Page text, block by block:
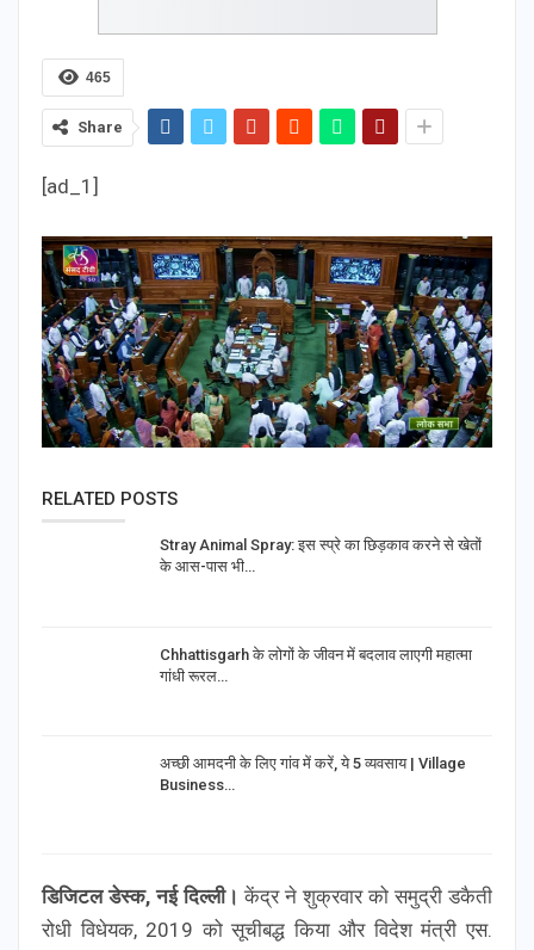
465
Share
[ad_1]
RELATED POSTS
Stray Animal Spray: इस स्प्रे का छिड़काव करने से खेतों
के आस-पास भी…
Chhattisgarh के लोगों के जीवन में बदलाव लाएगी महात्मा
गांधी रूरल…
अच्छी आमदनी के लिए गांव में करें, ये 5 व्यवसाय | Village
Business…
डिजिटल डेस्क, नई दिल्ली। केंद्र ने शुक्रवार को समुद्री डकैती
रोधी विधेयक, 2019 को सूचीबद्ध किया और विदेश मंत्री एस.